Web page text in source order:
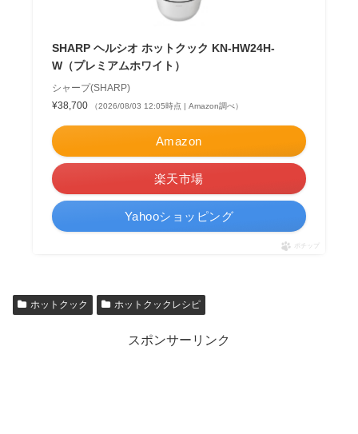
SHARP ヘルシオ ホットクック KN-HW24H-
W（プレミアムホワイト）
シャープ(SHARP)
¥38,700
（2026/08/03 12:05時点 | Amazon調べ）
Amazon
楽天市場
Yahooショッピング
ポチップ
ホットクック ホットクックレシピ
スポンサーリンク